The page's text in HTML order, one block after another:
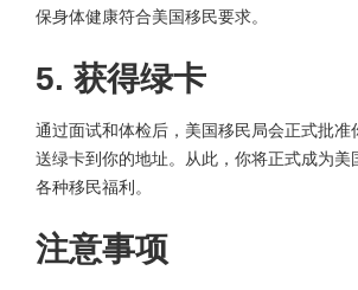
保身体健康符合美国移民要求。
5. 获得绿卡
通过面试和体检后，美国移民局会正式批准
送绿卡到你的地址。从此，你将正式成为美
各种移民福利。
注意事项